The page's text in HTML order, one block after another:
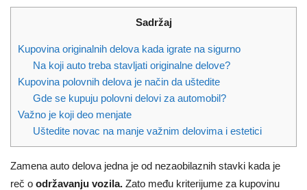
Sadržaj
Kupovina originalnih delova kada igrate na sigurno
Na koji auto treba stavljati originalne delove?
Kupovina polovnih delova je način da uštedite
Gde se kupuju polovni delovi za automobil?
Važno je koji deo menjate
Uštedite novac na manje važnim delovima i estetici
Zamena auto delova jedna je od nezaobilaznih stavki kada je
reč o održavanju vozila. Zato među kriterijume za kupovinu